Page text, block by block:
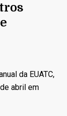
da EUATC,
abril em